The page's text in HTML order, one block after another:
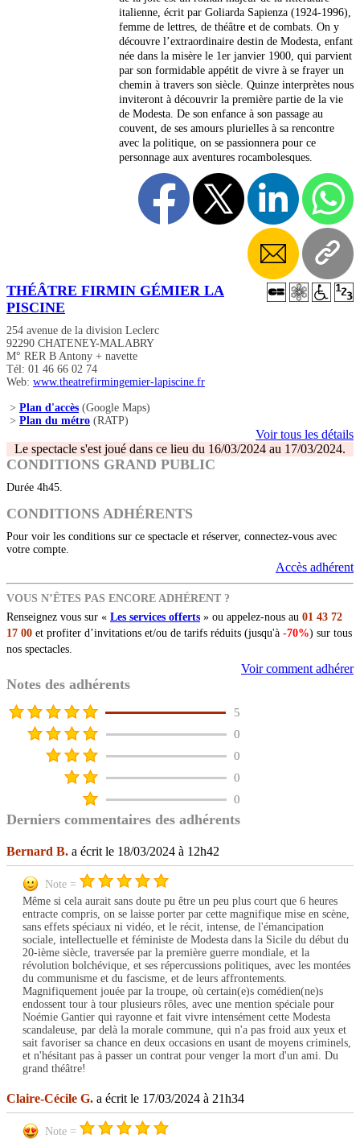
italienne, écrit par Goliarda Sapienza (1924-1996),
femme de lettres, de théâtre et de combats. On y
découvre l’extraordinaire destin de Modesta, enfant
née dans la misère le 1er janvier 1900, qui parvient
par son formidable appétit de vivre à se frayer un
chemin à travers son siècle. Quinze interprètes nous
inviteront à découvrir la première partie de la vie
de Modesta. De son enfance à son passage au
couvent, de ses amours plurielles à sa rencontre
avec la politique, on se passionnera pour ce
personnage aux aventures rocambolesques.
THÉÂTRE FIRMIN GÉMIER LA
PISCINE
254 avenue de la division Leclerc
92290 CHATENEY-MALABRY
M° RER B Antony + navette
Tél: 01 46 66 02 74
Web: www.theatrefirmingemier-lapiscine.fr
> Plan d'accès (Google Maps)
> Plan du métro (RATP)
Voir tous les détails
Le spectacle s'est joué dans ce lieu du 16/03/2024 au 17/03/2024.
CONDITIONS GRAND PUBLIC
Durée 4h45.
CONDITIONS ADHÉRENTS
Pour voir les conditions sur ce spectacle et réserver, connectez-vous avec
votre compte.
Accès adhérent
VOUS N’ÊTES PAS ENCORE ADHÉRENT ?
Renseignez vous sur « Les services offerts » ou appelez-nous au 01 43 72
17 00 et profiter d’invitations et/ou de tarifs réduits (jusqu'à -70%) sur tous
nos spectacles.
Voir comment adhérer
Notes des adhérents
5
0
0
0
0
Derniers commentaires des adhérents
Bernard B. a écrit le 18/03/2024 à 12h42
Note =
Même si cela aurait sans doute pu être un peu plus court que 6 heures
entracte compris, on se laisse porter par cette magnifique mise en scène,
sans effets spéciaux ni vidéo, et le récit, intense, de l'émancipation
sociale, intellectuelle et féministe de Modesta dans la Sicile du début du
20-ième siècle, traversée par la première guerre mondiale, et la
révolution bolchévique, et ses répercussions politiques, avec les montées
du communisme et du fascisme, et de leurs affrontements.
Magnifiquement jouée par la troupe, où certain(e)s comédien(ne)s
endossent tour à tour plusieurs rôles, avec une mention spéciale pour
Noémie Gantier qui rayonne et fait vivre intensément cette Modesta
scandaleuse, par delà la morale commune, qui n'a pas froid aux yeux et
sait favoriser sa chance en deux occasions en usant de moyens criminels,
et n'hésitant pas à passer un contrat pour venger la mort d'un ami. Du
grand théâtre!
Claire-Cécile G. a écrit le 17/03/2024 à 21h34
Note =